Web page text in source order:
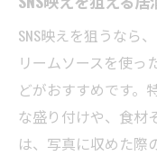
SNS映えを狙うなら
リームソースを使っ
どがおすすめです。
な盛り付けや、食材
は、写真に収めた際